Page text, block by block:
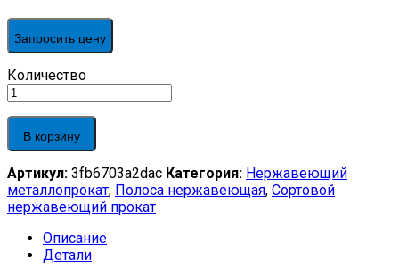
Запросить цену
Полоса
нержавеющая
30х4х4000-
6000
мм
304
г/
к,
10058
quantity
Количество
В корзину
Артикул: 3fb6703a2dac Категория: Нержавеющий
металлопрокат, Полоса нержавеющая, Сортовой
нержавеющий прокат
Описание
Детали